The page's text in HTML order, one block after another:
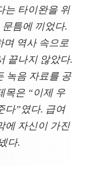
는 타이완을 위
틈에 끼었다.
며 역사 속으로
끝나지 않았다.
녹음 자료를 공
목은 “이제 우
다”였다. 급여
에 자신이 가진
다.